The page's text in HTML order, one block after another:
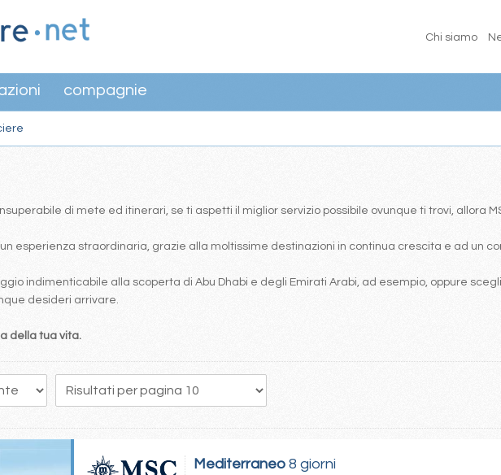
Chi siamo
compagnie
di mete ed itinerari, se ti aspetti il miglior servizio possibile ovunque ti trovi, allora
esperienza straordinaria, grazie alla moltissime destinazioni in continua crescita e ad un
indimenticabile alla scoperta di Abu Dhabi e degli Emirati Arabi, ad esempio, oppure
desideri arrivare.
della tua vita.
132 133 134 135 136 138
Mediterraneo 8 giorni